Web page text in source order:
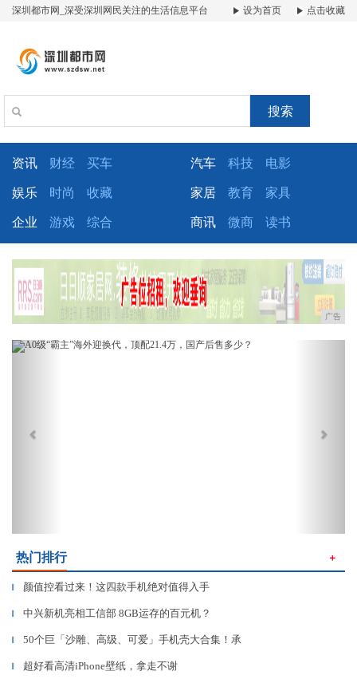
深圳都市网_深受深圳网民关注的生活信息平台 设为首页 点击收藏
搜索
资讯 财经 买车 汽车 科技 电影
娱乐 时尚 收藏 家居 教育 家具
企业 游戏 综合 商讯 微商 读书
广告
Previous
热门排行 ＋
▎ 颜值控看过来！这四款手机绝对值得入手
▎ 中兴新机亮相工信部 8GB运存的百元机？
▎ 50个巨「沙雕、高级、可爱」手机壳大合集！承
▎ 超好看高清iPhone壁纸，拿走不谢